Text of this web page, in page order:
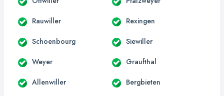
Rauwiller Rexingen
Schoenbourg Siewiller
Weyer Graufthal
Allenwiller Bergbieten